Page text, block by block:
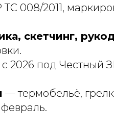
008/2011,
скетчинг,
2026 под Честный
— термобельё,